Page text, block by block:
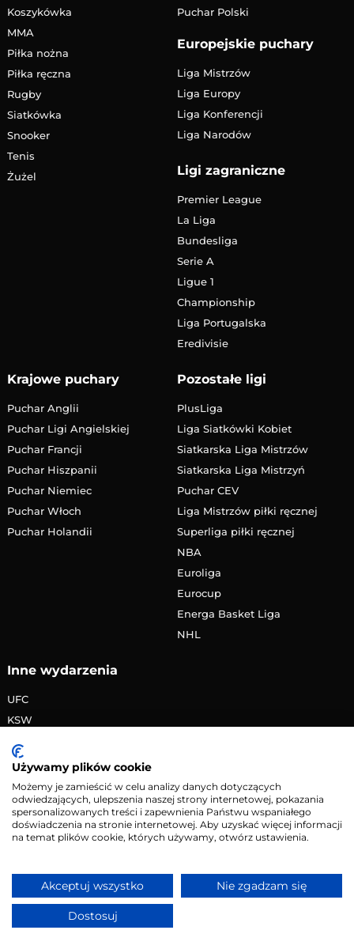
Koszykówka
MMA
Piłka nożna
Piłka ręczna
Rugby
Siatkówka
Snooker
Tenis
Żużel
Puchar Polski
Europejskie puchary
Liga Mistrzów
Liga Europy
Liga Konferencji
Liga Narodów
Ligi zagraniczne
Premier League
La Liga
Bundesliga
Serie A
Ligue 1
Championship
Liga Portugalska
Eredivisie
Krajowe puchary
Puchar Anglii
Puchar Ligi Angielskiej
Puchar Francji
Puchar Hiszpanii
Puchar Niemiec
Puchar Włoch
Puchar Holandii
Pozostałe ligi
PlusLiga
Liga Siatkówki Kobiet
Siatkarska Liga Mistrzów
Siatkarska Liga Mistrzyń
Puchar CEV
Liga Mistrzów piłki ręcznej
Superliga piłki ręcznej
NBA
Euroliga
Eurocup
Energa Basket Liga
NHL
Inne wydarzenia
UFC
KSW
PRIME MMA
Żużlowa Ekstraliga
Speedway Grand Prix
Skoki narciarskie
Kontakt•Reklama• Polityka prywatności
Serwis wyłącznie dla osób powyżej 18 lat. Hazard może
Używamy plików cookie
Możemy je zamieścić w celu analizy danych dotyczących
odwiedzających, ulepszenia naszej strony internetowej, pokazania
spersonalizowanych treści i zapewnienia Państwu wspaniałego
doświadczenia na stronie internetowej. Aby uzyskać więcej informacji
na temat plików cookie, których używamy, otwórz ustawienia.
Akceptuj wszystko Nie zgadzam się
Dostosuj